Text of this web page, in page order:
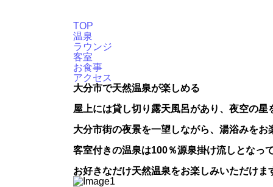
TOP
温泉
ラウンジ
客室
お食事
アクセス
大分市で天然温泉が楽しめる
屋上には貸し切り露天風呂があり、夜空の星
大分市街の夜景を一望しながら、湯浴みをお
客室付きの温泉は100％源泉掛け流しとなっ
お好きなだけ天然温泉をお楽しみいただけま